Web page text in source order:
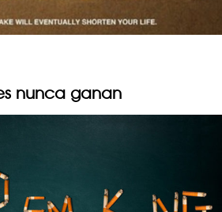
nunca ganan